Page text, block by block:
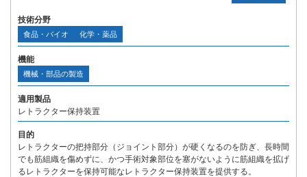
技術分野
食品・バイオ 化学・薬品
機能
機械・部品の製造
適用製品
レトラクター保持装置
目的
レトラクターの把持部分（ジョイント部分）が硬くなるのを防ぎ、長時間
でも筋組織を傷めずに、かつ手術対象部位を塞がないように筋組織を拡げ
るレトラクターを保持可能なレトラクター保持装置を提供する。